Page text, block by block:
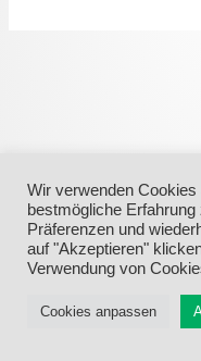
Wir verwenden
bestmögliche
Präferenzen und
auf "Akzeptieren"
Verwendung von
Cookies anpassen